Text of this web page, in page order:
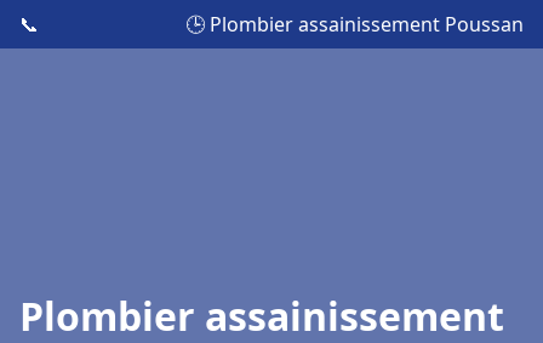
📞 🕒 Plombier assainissement Poussan
Plombier assainissement